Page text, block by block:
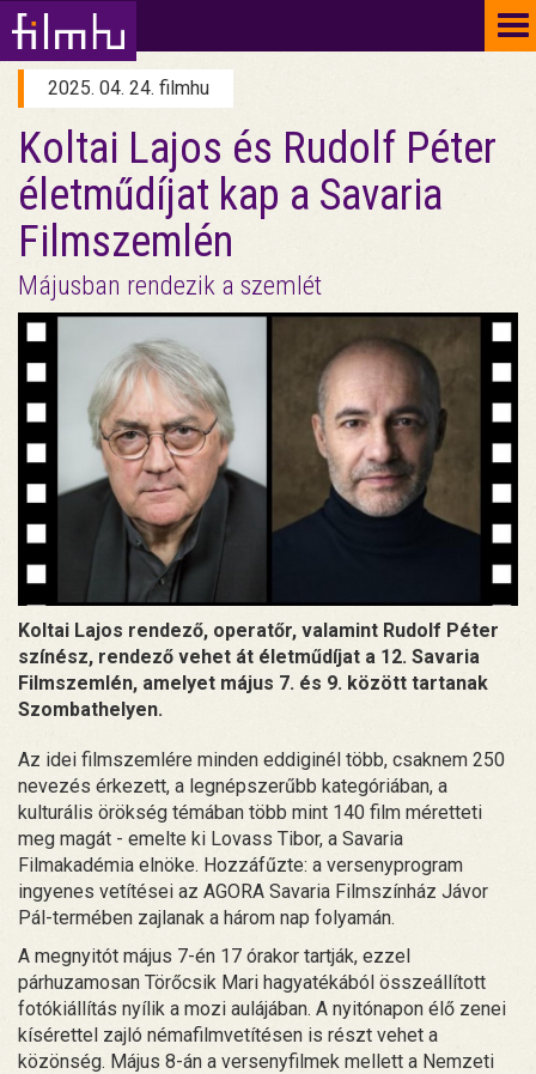
2025. 04. 24. filmhu
Koltai Lajos és Rudolf Péter
életműdíjat kap a Savaria
Filmszemlén
Májusban rendezik a szemlét
Koltai Lajos rendező, operatőr, valamint Rudolf Péter
színész, rendező vehet át életműdíjat a 12. Savaria
Filmszemlén, amelyet május 7. és 9. között tartanak
Szombathelyen.
Az idei filmszemlére minden eddiginél több, csaknem 250
nevezés érkezett, a legnépszerűbb kategóriában, a
kulturális örökség témában több mint 140 film méretteti
meg magát - emelte ki Lovass Tibor, a Savaria
Filmakadémia elnöke. Hozzáfűzte: a versenyprogram
ingyenes vetítései az AGORA Savaria Filmszínház Jávor
Pál-termében zajlanak a három nap folyamán.
A megnyitót május 7-én 17 órakor tartják, ezzel
párhuzamosan Törőcsik Mari hagyatékából összeállított
fotókiállítás nyílik a mozi aulájában. A nyitónapon élő zenei
kísérettel zajló némafilmvetítésen is részt vehet a
közönség. Május 8-án a versenyfilmek mellett a Nemzeti